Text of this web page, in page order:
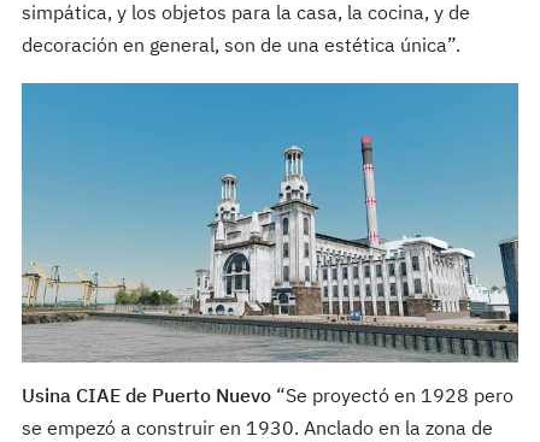
simpática, y los objetos para la casa, la cocina, y de
decoración en general, son de una estética única”.
Usina CIAE de Puerto Nuevo “Se proyectó en 1928 pero
se empezó a construir en 1930. Anclado en la zona de